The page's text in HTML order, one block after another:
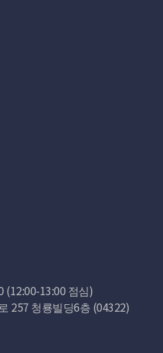
(12:00-13:00 점심)
257 청룡빌딩6층 (04322)